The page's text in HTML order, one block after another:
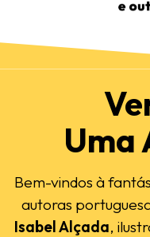
Uma
Bem-vindos à
autoras
Isabel Alçada,